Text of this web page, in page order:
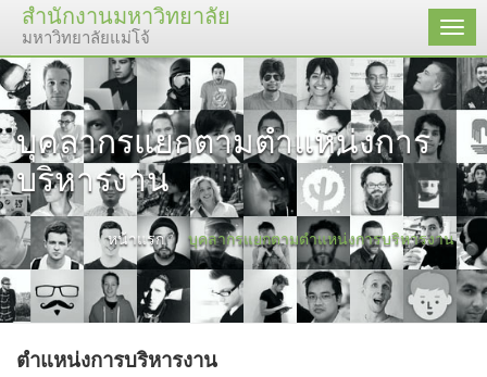
สำนักงานมหาวิทยาลัย
มหาวิทยาลัยแม่โจ้ เมนู
บุคลากรแยกตามตำแหน่งการ
บริหารงาน
หน้าแรก บุคลากรแยกตามตำแหน่งการบริหารงาน
ตำแหน่งการบริหารงาน